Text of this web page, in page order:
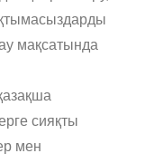
мақсатында
сияқты
мен